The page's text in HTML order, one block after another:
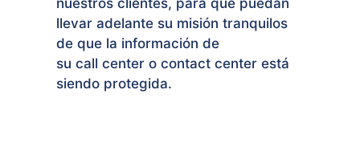
nuestros clientes, para que puedan
llevar adelante su misión tranquilos
de que la información de
su call center o contact center está
siendo protegida.